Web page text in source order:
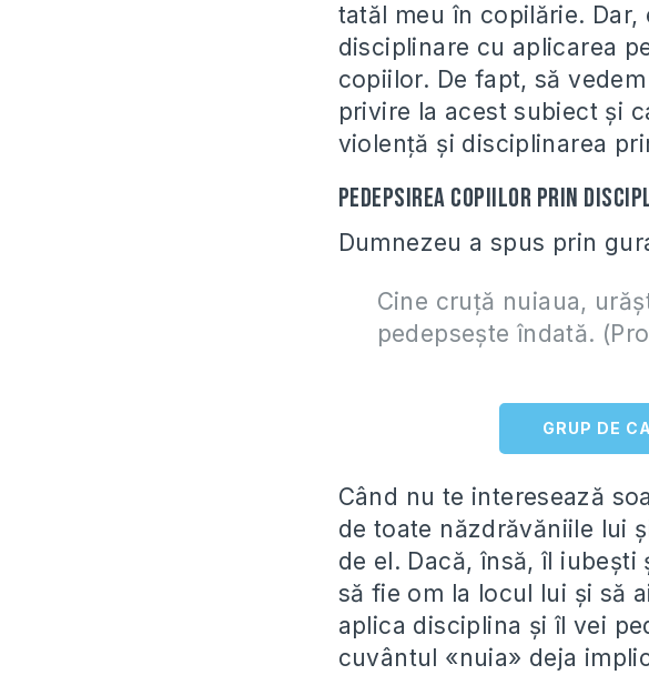
tatăl meu în copilărie.
disciplinare cu aplicarea
copiilor. De fapt, să
privire la acest subiect şi
violenţă şi disciplinarea
Pedepsirea copiilor prin
Dumnezeu a spus prin
Cine cruţă nuiaua,
pedepseşte îndată.
GRUP DE
Când nu te interesează
de toate năzdrăvăniile lui
de el. Dacă, însă, îl
să fie om la locul lui şi să
aplica disciplina şi îl vei
cuvântul «nuia» deja